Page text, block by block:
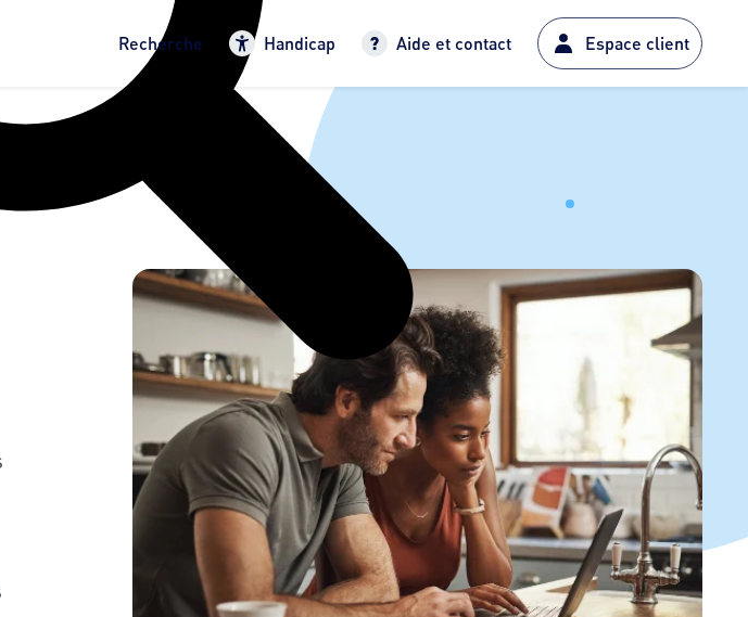
Recherche Handicap Aide et contact Espace client